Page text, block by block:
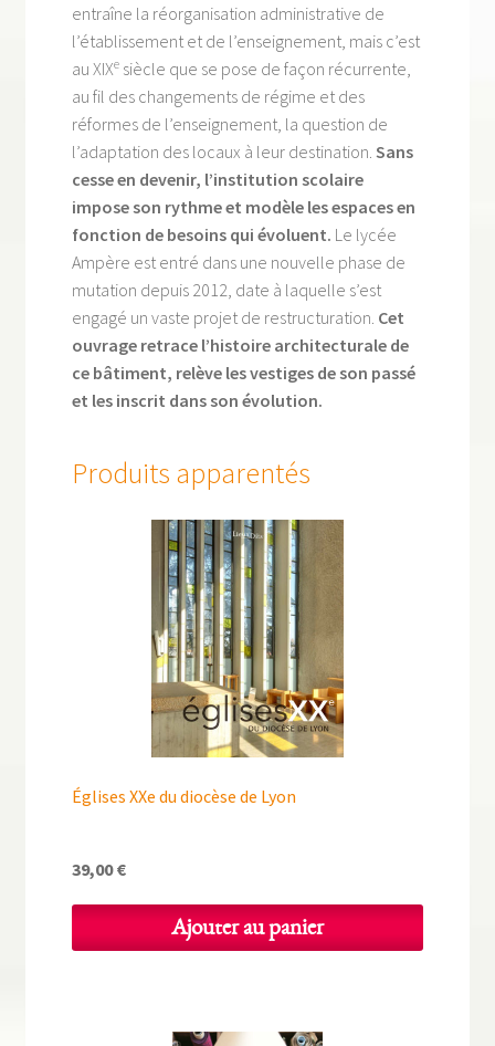
entraîne la réorganisation administrative de
l’établissement et de l’enseignement, mais c’est
au XIXesiècle que se pose de façon récurrente,
au fil des changements de régime et des
réformes de l’enseignement, la question de
l’adaptation des locaux à leur destination. Sans
cesse en devenir, l’institution scolaire
impose son rythme et modèle les espaces en
fonction de besoins qui évoluent. Le lycée
Ampère est entré dans une nouvelle phase de
mutation depuis 2012, date à laquelle s’est
engagé un vaste projet de restructuration. Cet
ouvrage retrace l’histoire architecturale de
ce bâtiment, relève les vestiges de son passé
et les inscrit dans son évolution.
Produits apparentés
Églises XXe du diocèse de Lyon
39,00€
Ajouter au panier